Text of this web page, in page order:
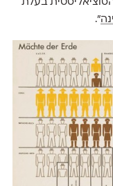
בעלת
".